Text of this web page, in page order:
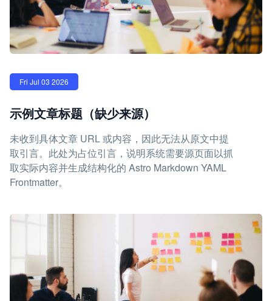
Fri Jul 03 2026
示例文章标题（缺少来源）
未收到具体文章 URL 或内容，因此无法从原文中提
取引言。此处为占位引言，说明系统需要源页面以抓
取实际内容并生成结构化的 Astro Markdown YAML
Frontmatter。